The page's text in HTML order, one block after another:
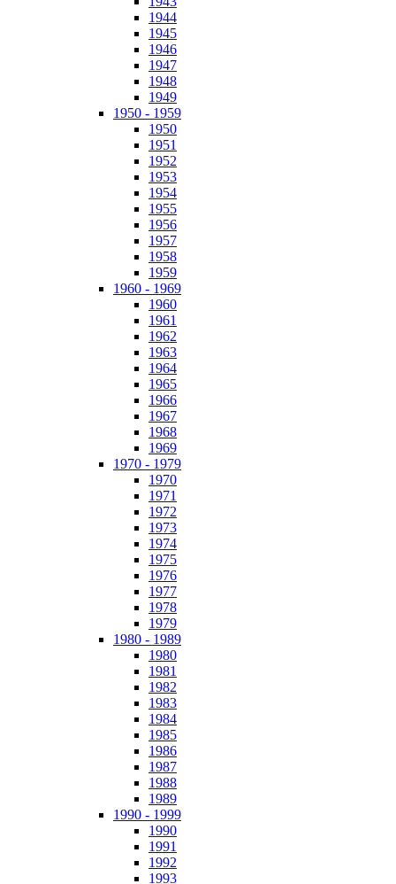
1944
1945
1946
1947
1948
1949
1950 - 1959
1950
1951
1952
1953
1954
1955
1956
1957
1958
1959
1960 - 1969
1960
1961
1962
1963
1964
1965
1966
1967
1968
1969
1970 - 1979
1970
1971
1972
1973
1974
1975
1976
1977
1978
1979
1980 - 1989
1980
1981
1982
1983
1984
1985
1986
1987
1988
1989
1990 - 1999
1990
1991
1992
1993